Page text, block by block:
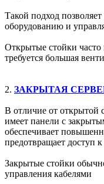
Такой подход
оборудованию и
Открытые стойки часто
требуется большая
2. ЗАКРЫТАЯ
В отличие от открытой
имеет панели с
обеспечивает
предотвращает доступ
Закрытые стойки
управления кабелями